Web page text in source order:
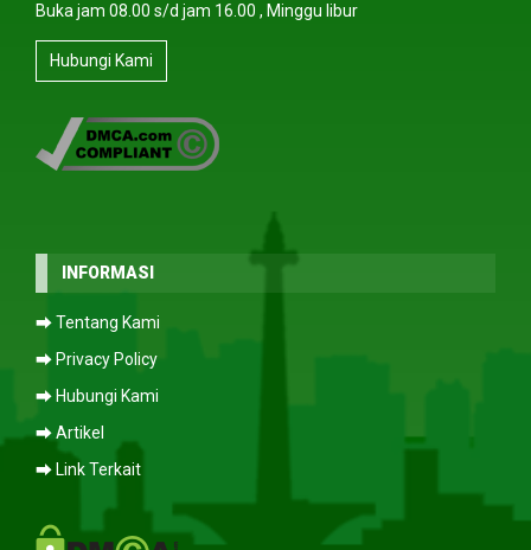
Buka jam 08.00 s/d jam 16.00 , Minggu libur
Hubungi Kami
INFORMASI
⮕ Tentang Kami
⮕ Privacy Policy
⮕ Hubungi Kami
⮕ Artikel
⮕ Link Terkait